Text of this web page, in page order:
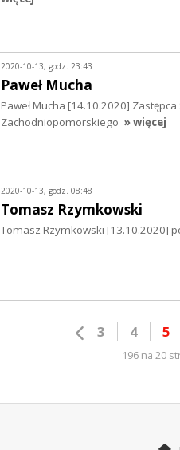
2020-10-13, godz. 23:43
Paweł Mucha
Paweł Mucha [14.10.2020]
Zachodniopomorskiego » więcej
2020-10-13, godz. 08:48
Tomasz Rzymkowski
Tomasz Rzymkowski [13.10.2020]
3 4 5
196 na 20